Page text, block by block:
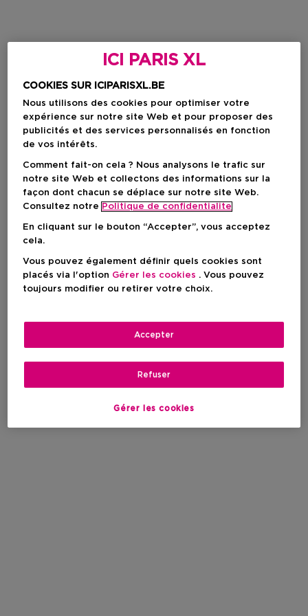
ICI PARIS XL
COOKIES SUR ICIPARISXL.BE
Nous utilisons des cookies pour optimiser votre
expérience sur notre site Web et pour proposer des
publicités et des services personnalisés en fonction
de vos intérêts.
Comment fait-on cela ? Nous analysons le trafic sur
notre site Web et collectons des informations sur la
façon dont chacun se déplace sur notre site Web.
Consultez notre Politique de confidentialite
En cliquant sur le bouton “Accepter”, vous acceptez
cela.
Vous pouvez également définir quels cookies sont
placés via l'option Gérer les cookies . Vous pouvez
toujours modifier ou retirer votre choix.
Gérer les cookies
Refuser
Accepter